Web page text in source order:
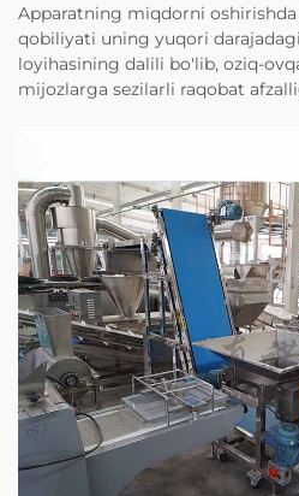
Apparatning miqdorni
qobiliyati uning yuqori
loyihasining dalili bo'lib, oziq-
mijozlarga sezilarli raqobat